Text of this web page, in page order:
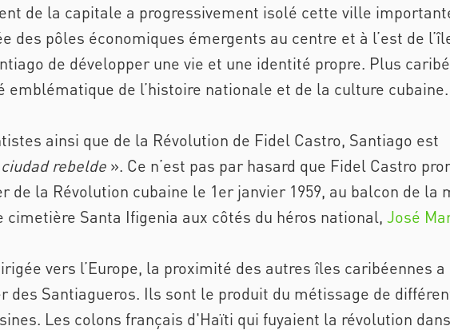
de la capitale a progressivement isolé cette ville
des pôles économiques émergents au centre et à l’est de
de développer une vie et une identité propre. Plus
de l’histoire nationale et de la culture cubaine.
ainsi que de la Révolution de Fidel Castro, Santiago est
ciudad rebelde ». Ce n’est pas par hasard que Fidel Castro
de la Révolution cubaine le 1er janvier 1959, au balcon de la
Santa Ifigenia aux côtés du héros national, José
vers l’Europe, la proximité des autres îles caribéennes a
Santiagueros. Ils sont le produit du métissage de
Les colons français d'Haïti qui fuyaient la révolution